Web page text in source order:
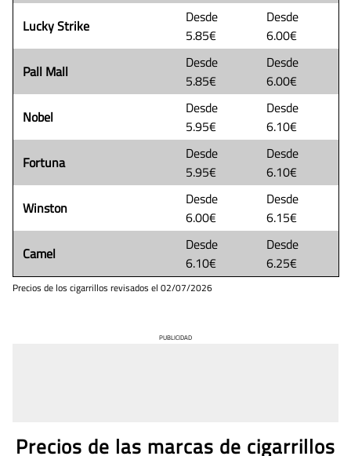
Lucky Strike
Desde
5.85€
Desde
6.00€
Pall Mall
Desde
5.85€
Desde
6.00€
Nobel
Desde
5.95€
Desde
6.10€
Fortuna
Desde
5.95€
Desde
6.10€
Winston
Desde
6.00€
Desde
6.15€
Camel
Desde
6.10€
Desde
6.25€
Precios de los cigarrillos revisados el 02/07/2026
PUBLICIDAD
Precios de las marcas de cigarrillos